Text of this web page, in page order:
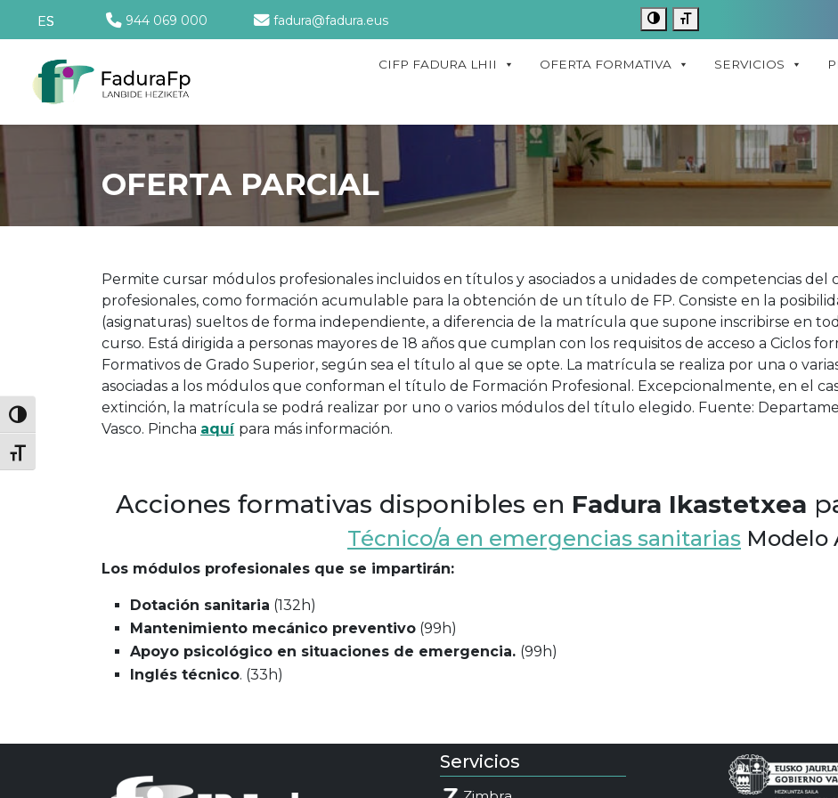
ES 944 069 000 fadura@fadura.eus
CIFP FADURA LHII OFERTA FORMATIVA SERVICIOS
OFERTA PARCIAL
Permite cursar módulos profesionales incluidos en títulos y asociados a unidades de competencias del
profesionales, como formación acumulable para la obtención de un título de FP. Consiste en la
(asignaturas) sueltos de forma independiente, a diferencia de la matrícula que supone inscribirse en
curso. Está dirigida a personas mayores de 18 años que cumplan con los requisitos de acceso a Ciclos
Formativos de Grado Superior, según sea el título al que se opte. La matrícula se realiza por una o
asociadas a los módulos que conforman el título de Formación Profesional. Excepcionalmente, en el
extinción, la matrícula se podrá realizar por uno o varios módulos del título elegido. Fuente:
Vasco. Pincha aquí para más información.
Acciones formativas disponibles en Fadura Ikastetxea
Técnico/a en emergencias sanitarias Modelo
Los módulos profesionales que se impartirán:
Dotación sanitaria (132h)
Mantenimiento mecánico preventivo (99h)
Apoyo psicológico en situaciones de emergencia. (99h)
Inglés técnico. (33h)
Servicios